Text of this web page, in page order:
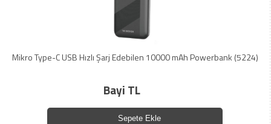
Mikro Type-C USB Hızlı Şarj Edebilen 10000 mAh Powerbank (5224)
Bayi TL
Sepete Ekle